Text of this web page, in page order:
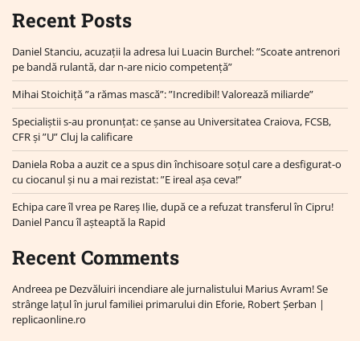
Recent Posts
Daniel Stanciu, acuzații la adresa lui Luacin Burchel: ”Scoate antrenori
pe bandă rulantă, dar n-are nicio competență”
Mihai Stoichiță ”a rămas mască”: ”Incredibil! Valorează miliarde”
Specialiștii s-au pronunțat: ce șanse au Universitatea Craiova, FCSB,
CFR și ”U” Cluj la calificare
Daniela Roba a auzit ce a spus din închisoare soțul care a desfigurat-o
cu ciocanul și nu a mai rezistat: ”E ireal așa ceva!”
Echipa care îl vrea pe Rareș Ilie, după ce a refuzat transferul în Cipru!
Daniel Pancu îl așteaptă la Rapid
Recent Comments
Andreea pe Dezvăluiri incendiare ale jurnalistului Marius Avram! Se
strânge lațul în jurul familiei primarului din Eforie, Robert Șerban |
replicaonline.ro